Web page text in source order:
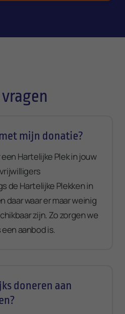
mijn donatie?
Hartelijke Plek in jouw
de Hartelijke Plekken in
daar waar er maar weinig
zijn. Zo zorgen we
aanbod is.
doneren aan